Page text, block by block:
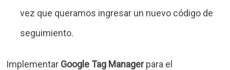
vez que queramos ingresar un nuevo código de
seguimiento.
Implementar Google Tag Managerpara el